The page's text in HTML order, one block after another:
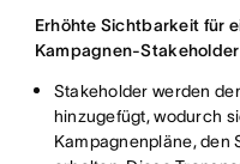
Erhöhte Sichtbarkeit für
Kampagnen-Stakeholder
Stakeholder werden
hinzugefügt, wodurch
Kampagnenpläne, den